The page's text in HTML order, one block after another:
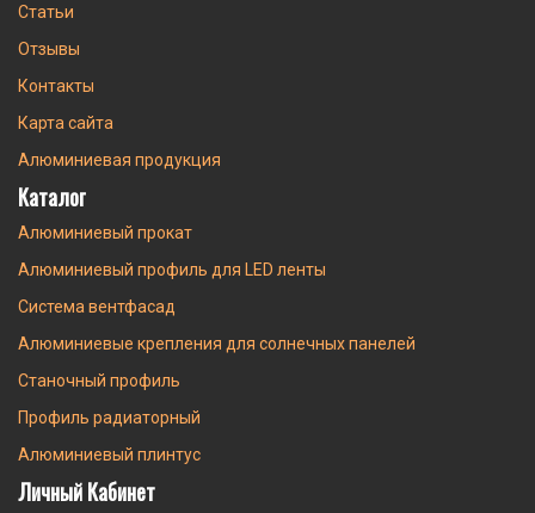
Статьи
Отзывы
Контакты
Карта сайта
Алюминиевая продукция
Каталог
Алюминиевый прокат
Алюминиевый профиль для LED ленты
Система вентфасад
Алюминиевые крепления для солнечных панелей
Станочный профиль
Профиль радиаторный
Алюминиевый плинтус
Личный Кабинет